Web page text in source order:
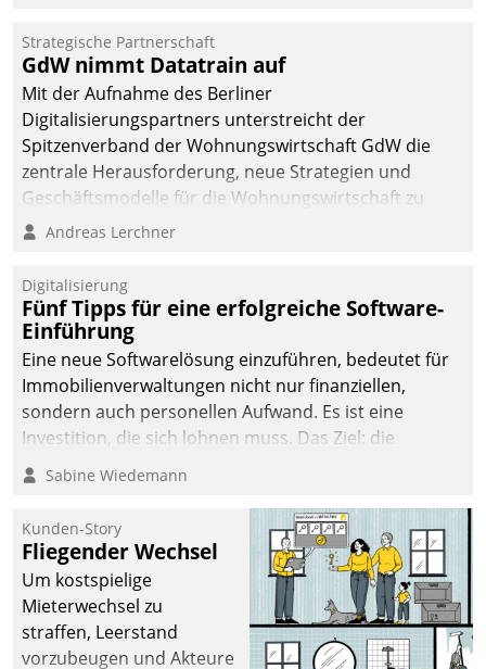
kommunale Wohnungsbauunternehmen daher
gemeinsam mit der Berliner Datatrain GmbH den
Teilprozess der Objektsanierung digitalisiert.
Strategische Partnerschaft
GdW nimmt Datatrain auf
Mit der Aufnahme des Berliner
Digitalisierungspartners unterstreicht der
Spitzenverband der Wohnungswirtschaft GdW die
zentrale Herausforderung, neue Strategien und
Geschäftsmodelle für die Wohnungswirtschaft zu
entwickeln.
Andreas Lerchner
Digitalisierung
Fünf Tipps für eine erfolgreiche Software-
Einführung
Eine neue Softwarelösung einzuführen, bedeutet für
Immobilienverwaltungen nicht nur finanziellen,
sondern auch personellen Aufwand. Es ist eine
Investition, die sich lohnen muss. Das Ziel: die
nachhaltige Optimierung der Geschäftsabläufe. Damit
dieses Ziel erreicht wird, sollten einige Grundregeln
Sabine Wiedemann
Kunden-Story
Fliegender Wechsel
Um kostspielige
Mieterwechsel zu
straffen, Leerstand
vorzubeugen und Akteure